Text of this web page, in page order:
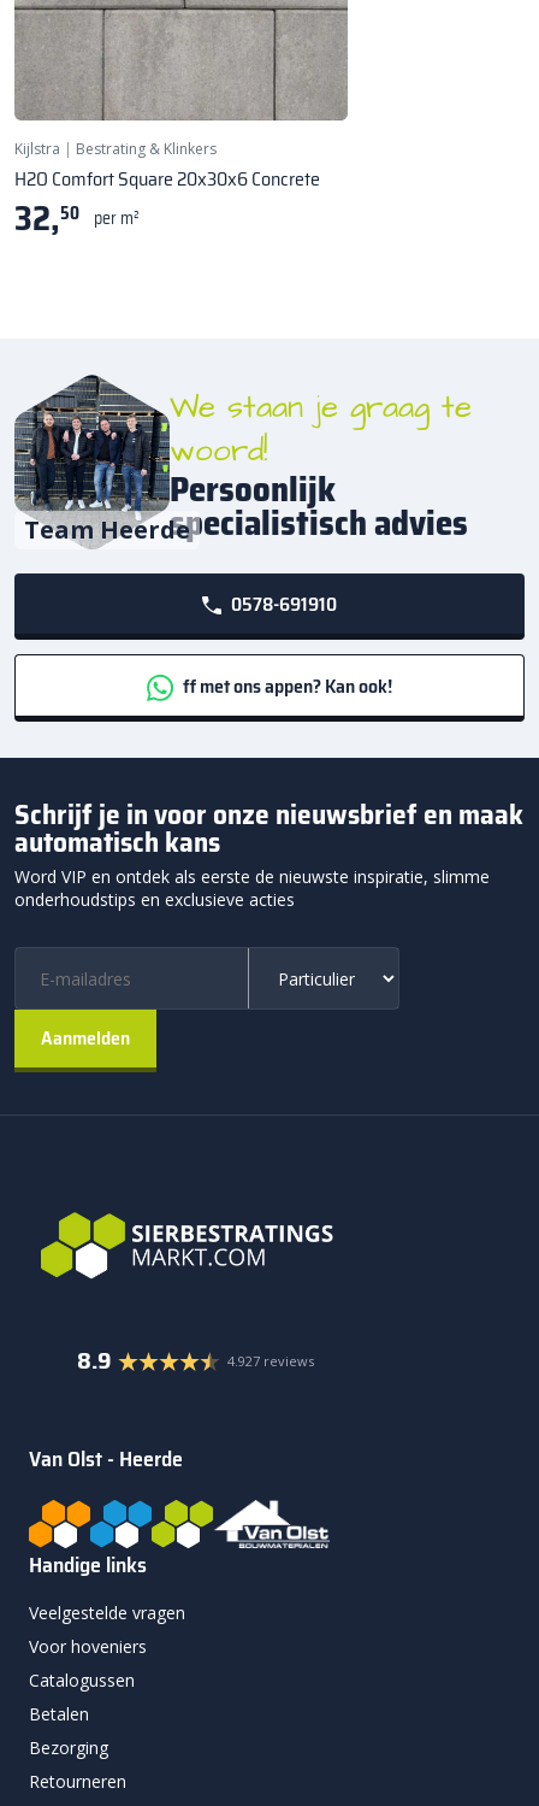
Kijlstra | Bestrating & Klinkers
H2O Comfort Square 20x30x6 Concrete
32,50 per m²
Team Heerde
We staan je graag te
woord!
Persoonlijk
specialistisch advies
0578-691910
ff met ons appen? Kan ook!
Schrijf je in voor onze nieuwsbrief en maak
automatisch kans
Word VIP en ontdek als eerste de nieuwste inspiratie, slimme
onderhoudstips en exclusieve acties
8.9 4.927 reviews
Van Olst - Heerde
Handige links
Veelgestelde vragen
Voor hoveniers
Catalogussen
Betalen
Bezorging
Retourneren